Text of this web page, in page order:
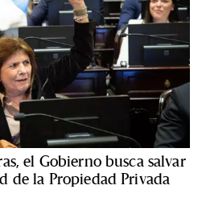
el Gobierno busca salvar
de la Propiedad Privada